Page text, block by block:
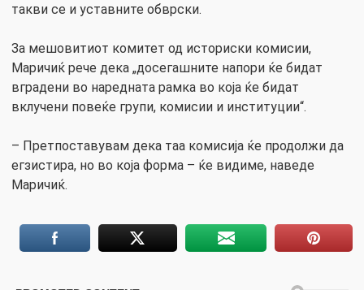
такви се и уставните обврски.
За мешовитиот комитет од историски комисии,
Маричиќ рече дека „досегашните напори ќе бидат
вградени во наредната рамка во која ќе бидат
вклучени повеќе групи, комисии и институции“.
– Претпоставувам дека таа комисија ќе продолжи да
егзистира, но во која форма – ќе видиме, наведе
Маричиќ.